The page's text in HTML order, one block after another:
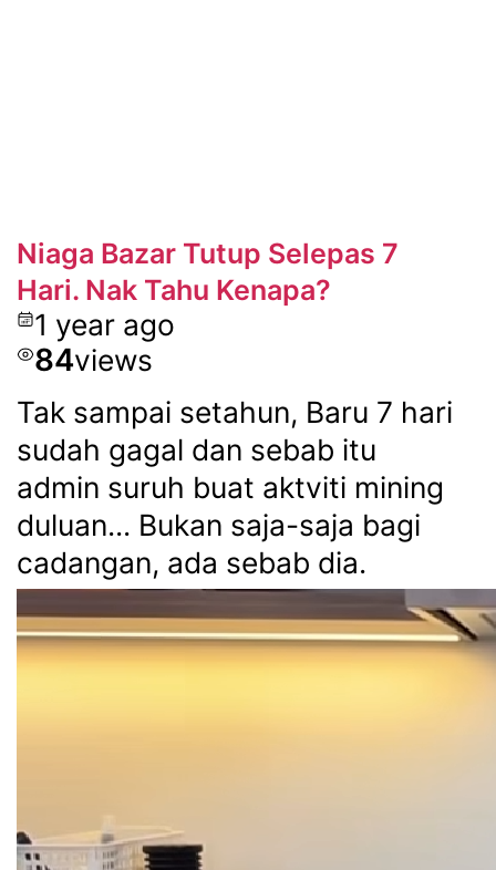
Niaga Bazar Tutup Selepas 7
Hari. Nak Tahu Kenapa?
1 year ago
84views
Tak sampai setahun, Baru 7 hari
sudah gagal dan sebab itu
admin suruh buat aktviti mining
duluan... Bukan saja-saja bagi
cadangan, ada sebab dia.